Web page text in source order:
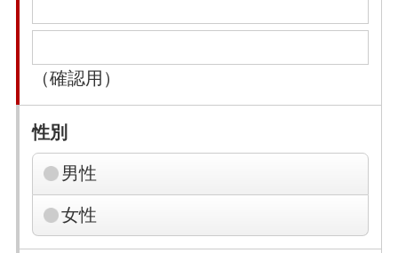
（確認用）
性別
男性
女性